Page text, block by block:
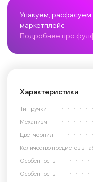
Упакуем, расфасуем
маркетплейс
Подробнее про
Характеристики
Тип ручки
Механизм
Цвет чернил
Количество предметов в
Особенность
Особенность